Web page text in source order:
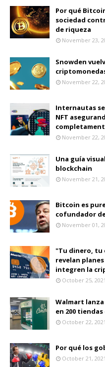
Por qué
sociedad
de riqueza
November 23,
Snowden
November 22,
Internautas
NFT
November 22,
Una guía
blockchain
November 21,
Bitcoin es
cofundador
November 01,
"Tu dinero, tu
revelan
integren la
October 25, 2021
Walmart
en 200
October 22, 2021
Por qué los
October 21, 2021